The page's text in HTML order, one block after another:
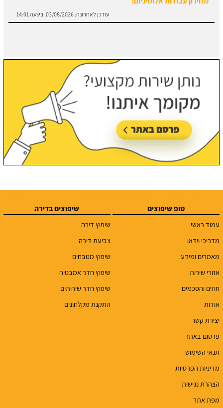
טופ שיפוצים
עמוד ראשי
מדריכי וידאו
מאמרים ומידע
אזורי שירות
חוזים והסכמים
אודות
יצירת קשר
פרסום באתר
תנאי השימוש
מדיניות הפרטיות
הצהרת נגישות
מפת אתר
שיפוצים בדירה
שיפוץ דירה
צביעת דירה
שיפוץ מטבחים
שיפוץ חדר אמבטיה
שיפוץ חדר שירותים
התקנת מקלחונים